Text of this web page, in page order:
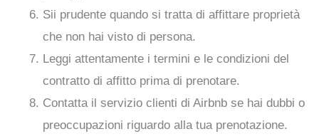
Sii prudente quando si tratta di affittare proprietà
che non hai visto di persona.
Leggi attentamente i termini e le condizioni del
contratto di affitto prima di prenotare.
Contatta il servizio clienti di Airbnb se hai dubbi o
preoccupazioni riguardo alla tua prenotazione.